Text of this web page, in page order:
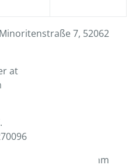
7, 52062
at
weekend full of rhythm